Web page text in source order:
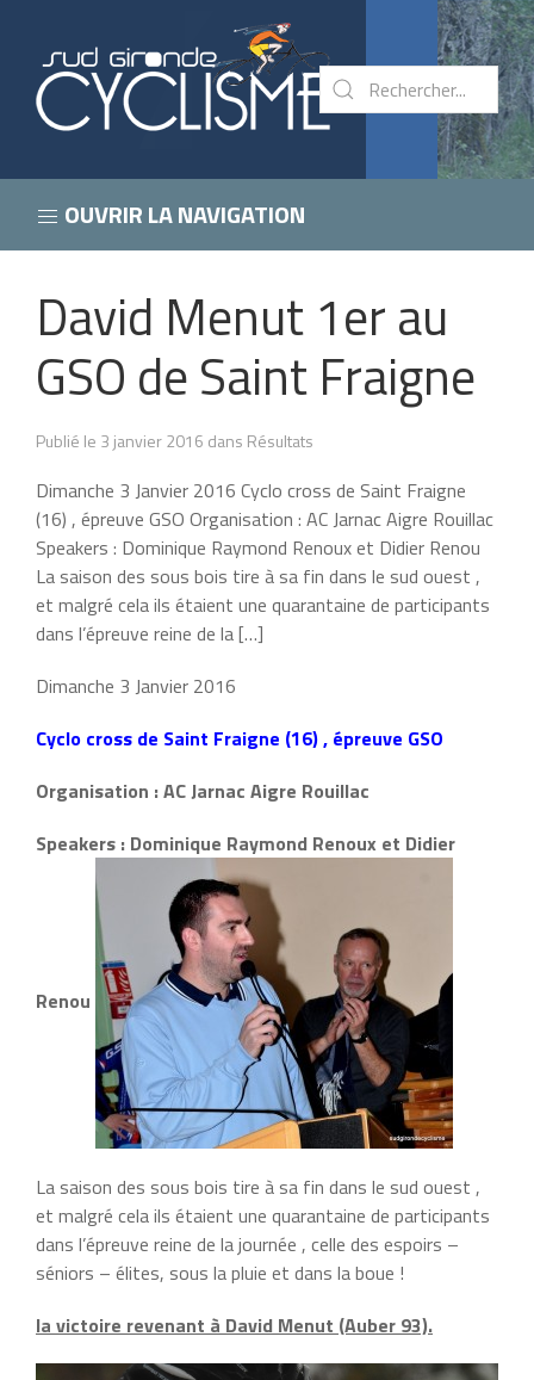
OUVRIR LA NAVIGATION
David Menut 1er au
GSO de Saint Fraigne
Publié le 3 janvier 2016 dans Résultats
Dimanche 3 Janvier 2016 Cyclo cross de Saint Fraigne
(16) , épreuve GSO Organisation : AC Jarnac Aigre Rouillac
Speakers : Dominique Raymond Renoux et Didier Renou
La saison des sous bois tire à sa fin dans le sud ouest ,
et malgré cela ils étaient une quarantaine de participants
dans l’épreuve reine de la […]
Dimanche 3 Janvier 2016
Cyclo cross de Saint Fraigne (16) , épreuve GSO
Organisation : AC Jarnac Aigre Rouillac
Speakers : Dominique Raymond Renoux et Didier
Renou
La saison des sous bois tire à sa fin dans le sud ouest ,
et malgré cela ils étaient une quarantaine de participants
dans l’épreuve reine de la journée , celle des espoirs –
séniors – élites, sous la pluie et dans la boue !
la victoire revenant à David Menut (Auber 93).